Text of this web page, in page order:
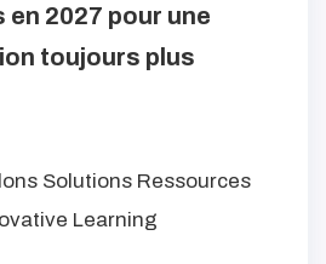
en 2027 pour une
toujours plus
Solutions Ressources
Learning